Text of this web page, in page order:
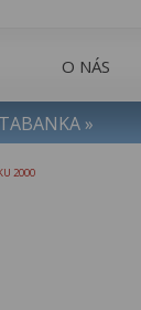
O NÁS
»
2000